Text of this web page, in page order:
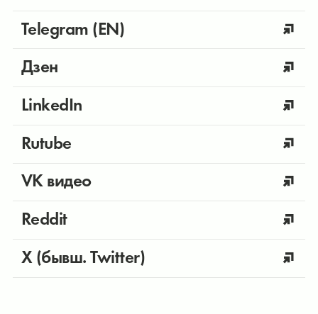
Telegram (EN)
Дзен
LinkedIn
Rutube
VK видео
Reddit
X (бывш. Twitter)